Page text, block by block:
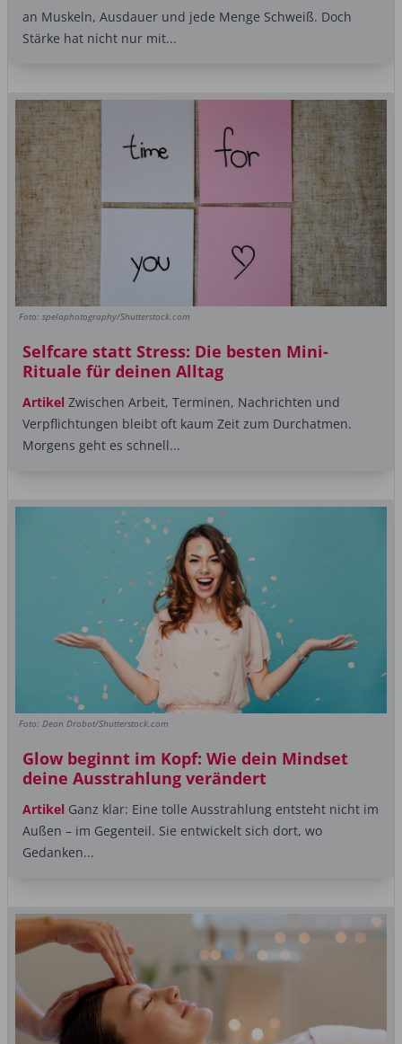
an Muskeln, Ausdauer und jede Menge Schweiß. Doch
Stärke hat nicht nur mit...
Foto: spelaphotography/Shutterstock.com
Selfcare statt Stress: Die besten Mini-
Rituale für deinen Alltag
Artikel Zwischen Arbeit, Terminen, Nachrichten und
Verpflichtungen bleibt oft kaum Zeit zum Durchatmen.
Morgens geht es schnell...
Foto: Dean Drobot/Shutterstock.com
Glow beginnt im Kopf: Wie dein Mindset
deine Ausstrahlung verändert
Artikel Ganz klar: Eine tolle Ausstrahlung entsteht nicht im
Außen – im Gegenteil. Sie entwickelt sich dort, wo
Gedanken...